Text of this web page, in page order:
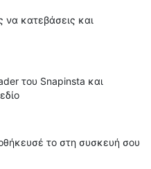
να κατεβάσεις και
του Snapinsta και
το στη συσκευή σου